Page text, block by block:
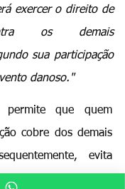
exercer o direito de
os demais
sua participação
danoso."
permite que quem
cobre dos demais
evita
sem causa de